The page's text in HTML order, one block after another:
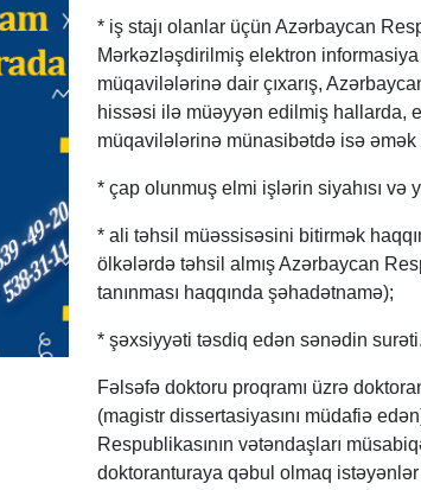
* iş stajı olanlar üçün Azərbaycan
Mərkəzləşdirilmiş elektron
müqavilələrinə dair çıxarış,
hissəsi ilə müəyyən edilmiş hallarda,
müqavilələrinə münasibətdə isə əmək
* çap olunmuş elmi işlərin siyahısı və
* ali təhsil müəssisəsini bitirmək
ölkələrdə təhsil almış Azərbaycan
tanınması haqqında şəhadətnamə);
* şəxsiyyəti təsdiq edən sənədin surəti.
Fəlsəfə doktoru proqramı üzrə
(magistr dissertasiyasını müdafiə
Respublikasının vətəndaşları
doktoranturaya qəbul olmaq